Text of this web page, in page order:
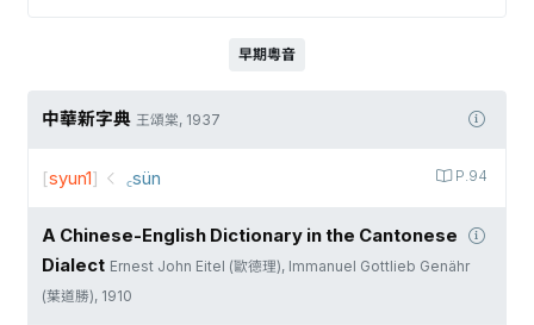
早期粵音
中華新字典 王頌棠, 1937
P.94
[syun1] ꜀sün
A Chinese-English Dictionary in the Cantonese
Dialect Ernest John Eitel (歐德理), Immanuel Gottlieb Genähr
(葉道勝), 1910